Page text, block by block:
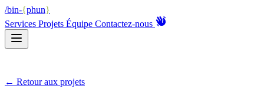
/bin-{phun}
Services Projets Équipe Contactez-nous
← Retour aux projets